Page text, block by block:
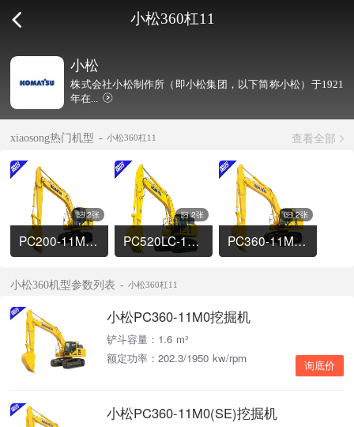
小松360杠11
小松
株式会社小松制作所（即小松集团，以下简称小松）于1921
年在...
xiaosong热门机型 小松360杠11 查看全部
2张
PC200-11M0挖掘机
2张
PC520LC-11M0挖掘机
2张
PC360-11M0挖掘机
小松360机型参数列表 小松360杠11
小松PC360-11M0挖掘机
铲斗容量：1.6 m³
额定功率：202.3/1950 kw/rpm
询底价
小松PC360-11M0(SE)挖掘机